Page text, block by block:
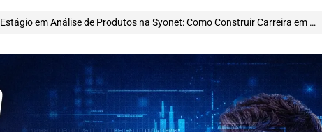
Estágio em Análise de Produtos na Syonet: Como Construir Carreira em Product Management, Análise de Requisitos e Desenvolvimento de Produtos Digitais